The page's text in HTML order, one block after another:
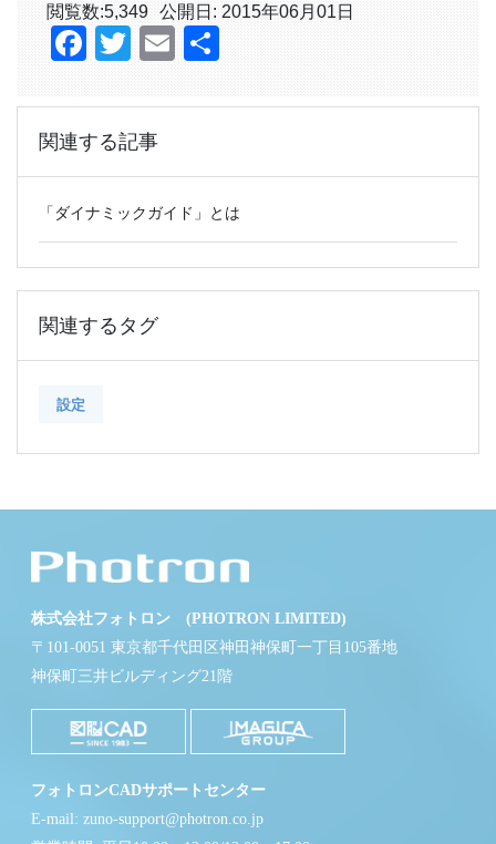
閲覧数:5,349 公開日: 2015年06月01日
Facebook
Twitter
Email
関連する記事
「ダイナミックガイド」とは
関連するタグ
設定
株式会社フォトロン (PHOTRON LIMITED)
〒101-0051 東京都千代田区神田神保町一丁目105番地
神保町三井ビルディング21階
フォトロンCADサポートセンター
E-mail: zuno-support@photron.co.jp